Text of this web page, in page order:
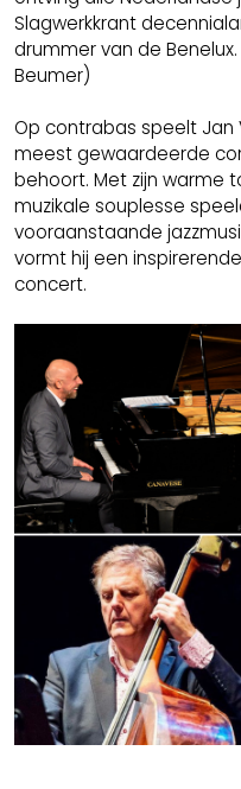
Slagwerkkrant
drummer van de
Beumer)
Op contrabas speelt
meest gewaardeerde
behoort. Met zijn warme
muzikale souplesse
vooraanstaande
vormt hij een
concert.